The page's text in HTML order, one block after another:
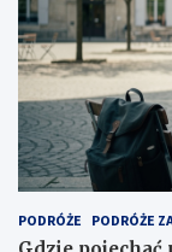
PODRÓŻE PODRÓŻE